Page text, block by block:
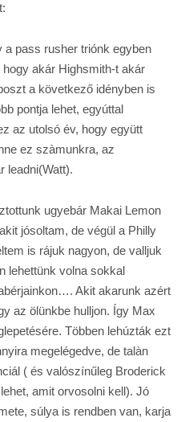
a pass rusher triónk egyben
akár Highsmith-t akár
a következő idényben is
pontja lehet, egyúttal
az utolsó év, hogy együtt
ez szàmunkra, az
leadni(Watt).
ugyebár Makai Lemon
jósoltam, de végül a Philly
is rájuk nagyon, de valljuk
lehettünk volna sokkal
Akit akarunk azért
az ölünkbe hulljon. Így Max
Többen lehúzták ezt
megelégedve, de talàn
( és valószínűleg Broderick
amit orvosolni kell). Jó
súlya is rendben van, karja